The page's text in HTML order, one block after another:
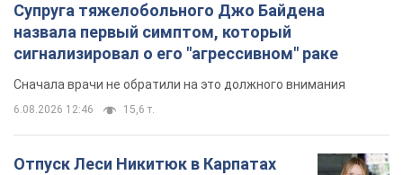
Супруга тяжелобольного Джо Байдена
назвала первый симптом, который
сигнализировал о его "агрессивном" раке
Сначала врачи не обратили на это должного внимания
6.08.2026 12:46 15,6 т.
Отпуск Леси Никитюк в Карпатах